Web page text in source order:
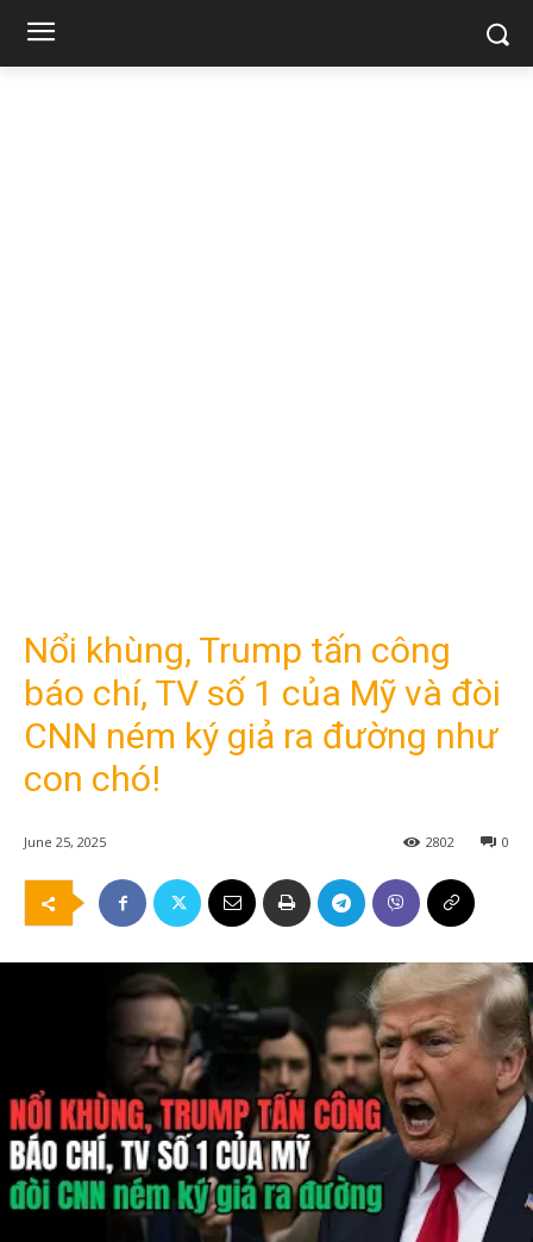
Nổi khùng, Trump tấn công
báo chí, TV số 1 của Mỹ và đòi
CNN ném ký giả ra đường như
con chó!
June 25, 2025 0
2802